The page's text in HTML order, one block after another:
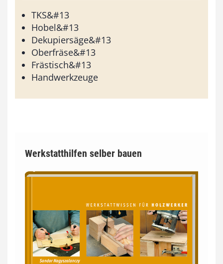
TKS&#13
Hobel&#13
Dekupiersäge&#13
Oberfräse&#13
Frästisch&#13
Handwerkzeuge
Werkstatthilfen selber bauen